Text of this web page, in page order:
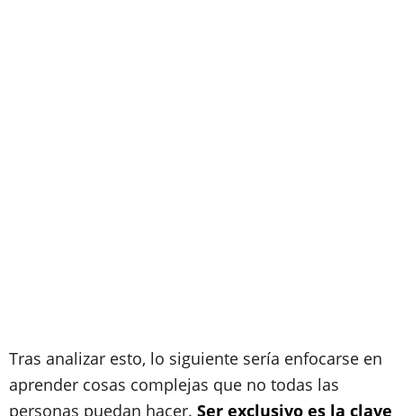
Tras analizar esto, lo siguiente sería enfocarse en
aprender cosas complejas que no todas las
personas puedan hacer. Ser exclusivo es la clave